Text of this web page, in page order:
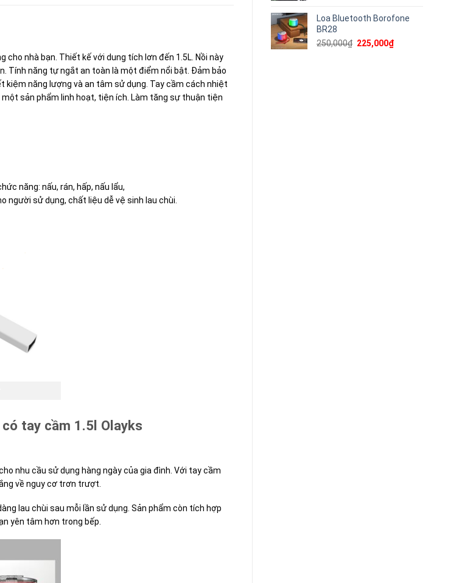
72,000₫.là:
Loa Bluetooth Borofone
BR28
250,000₫ Giá
225,000₫Giá
cho nhà bạn. Thiết kế với dung tích lơn đến 1.5L. Nồi này
Tính năng tự ngắt an toàn là một điểm nổi bật. Đảm bảo
năng lượng và an tâm sử dụng. Tay cầm cách nhiệt
một sản phẩm linh hoạt, tiện ích. Làm tăng sự thuận tiện
năng: nấu, rán, hấp, nấu lẩu,
người sử dụng, chất liệu dễ vệ sinh lau chùi.
tay cầm 1.5l Olayks
nhu cầu sử dụng hàng ngày của gia đình. Với tay cầm
về nguy cơ trơn trượt.
lau chùi sau mỗi lần sử dụng. Sản phẩm còn tích hợp
yên tâm hơn trong bếp.